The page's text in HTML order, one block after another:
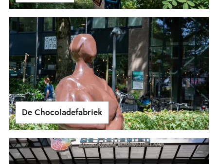
De Chocoladefabriek